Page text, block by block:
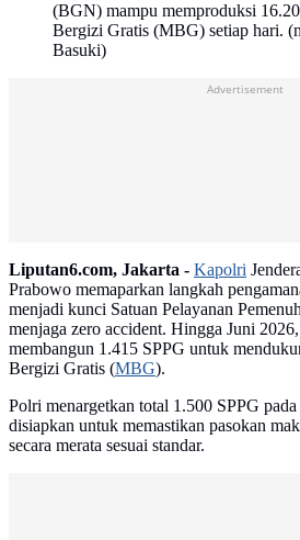
(BGN) mampu memproduksi
Bergizi Gratis (MBG) setiap hari.
Basuki)
Advertisement
Liputan6.com, Jakarta - Kapolri
Prabowo memaparkan langkah
menjadi kunci Satuan Pelayanan
menjaga zero accident. Hingga Juni
membangun 1.415 SPPG untuk
Bergizi Gratis (MBG).
Polri menargetkan total 1.500 SPPG
disiapkan untuk memastikan pasokan
secara merata sesuai standar.